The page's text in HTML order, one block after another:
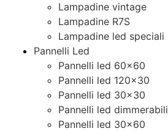
Lampadine vintage
Lampadine R7S
Lampadine led speciali
Pannelli Led
Pannelli led 60×60
Pannelli led 120×30
Pannelli led 30×30
Pannelli led dimmerabili
Pannelli led 30×60